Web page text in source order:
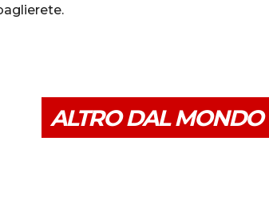
ALTRO DAL MONDO